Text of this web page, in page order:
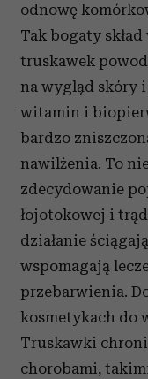
odnowę
Tak bogaty
truskawek
na wygląd skóry i
witamin i
bardzo
nawilżenia. To
zdecydowanie
łojotokowej i
działanie
wspomagają
przebarwienia.
kosmetykach do
Truskawki
chorobami,